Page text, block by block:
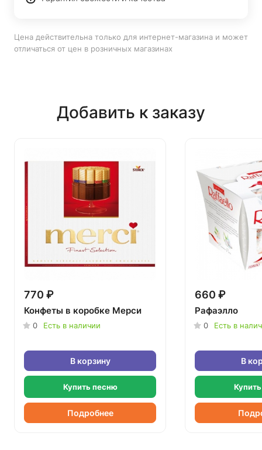
Цена действительна только для интернет-магазина и может
отличаться от цен в розничных магазинах
Добавить к заказу
770 ₽
Конфеты в коробке Мерси
0 Есть в наличии
В корзину
Купить песню
Подробнее
660 ₽
Рафаэлло
0 Есть в
В